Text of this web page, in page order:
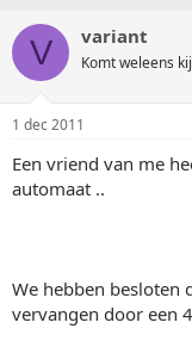
p
i
t
a
r
t
e
a
t
u
V variant
Komt weleens
1 dec 2011
Een vriend van me
automaat ..
We hebben besloten
vervangen door een